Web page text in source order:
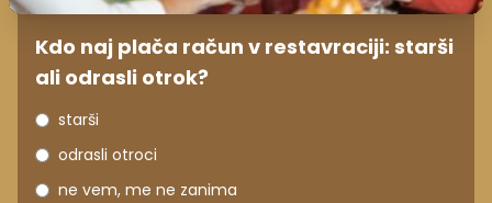
Kdo naj plača račun v restavraciji: starši
ali odrasli otrok?
starši
odrasli otroci
ne vem, me ne zanima